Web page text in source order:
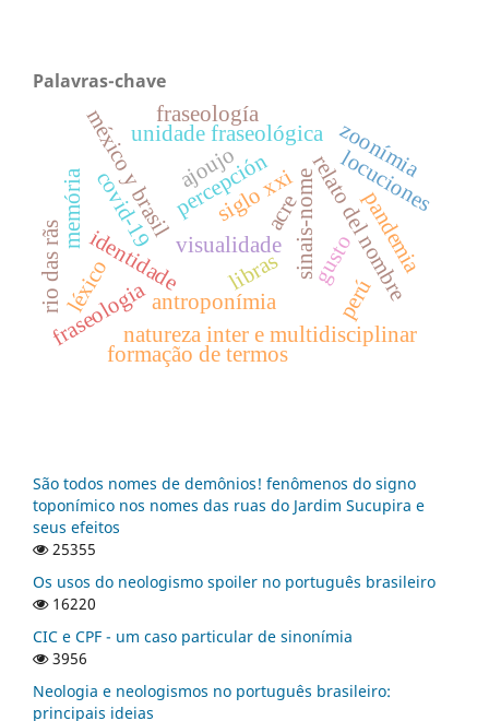
Palavras-chave
antroponímia
sinais-nome
libras
visualidade
identidade relato del nombre
siglo xxi
méxico y brasil
fraseologia
unidade fraseológica
natureza inter e multidisciplinar
formação de termos
percepción
fraseología
locuciones
gustopandemia
covid-19 ajoujo
léxico
memória
rio das rãs
zoonímia
acre
perú
São todos nomes de demônios! fenômenos do signo
toponímico nos nomes das ruas do Jardim Sucupira e
seus efeitos
25355
Os usos do neologismo spoiler no português brasileiro
16220
CIC e CPF - um caso particular de sinonímia
3956
Neologia e neologismos no português brasileiro:
principais ideias